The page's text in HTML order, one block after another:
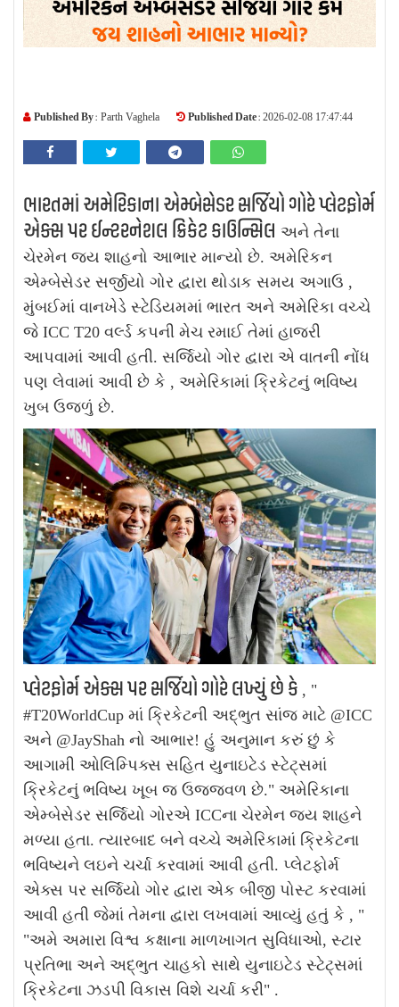
Published By : Parth Vaghela Published Date : 2026-02-08 17:47:44
ભારતમાં અમેરિકાના એમ્બેસેડર સર્જિયો ગોરે પ્લેટફોર્મ
એક્સ પર ઈન્ટરનેશલ ક્રિકેટ કાઉન્સિલ અને તેના
ચેરમેન જય શાહનો આભાર માન્યો છે. અમેરિકન
એમ્બેસેડર સર્જીયો ગોર દ્વારા થોડાક સમય અગાઉ ,
મુંબઈમાં વાનખેડે સ્ટેડિયમમાં ભારત અને અમેરિકા વચ્ચે
જે ICC T20 વર્લ્ડ કપની મેચ રમાઈ તેમાં હાજરી
આપવામાં આવી હતી. સર્જિયો ગોર દ્વારા એ વાતની નોંધ
પણ લેવામાં આવી છે કે , અમેરિકામાં ક્રિકેટનું ભવિષ્ય
ખુબ ઉજળું છે.
પ્લેટફોર્મ એક્સ પર સર્જિયો ગોરે લખ્યું છે કે , "
#T20WorldCup માં ક્રિકેટની અદ્ભુત સાંજ માટે @ICC
અને @JayShah નો આભાર! હું અનુમાન કરું છું કે
આગામી ઓલિમ્પિક્સ સહિત યુનાઇટેડ સ્ટેટ્સમાં
ક્રિકેટનું ભવિષ્ય ખૂબ જ ઉજ્જવળ છે." અમેરિકાના
એમ્બેસેડર સર્જિયો ગોરએ ICCના ચેરમેન જય શાહને
મળ્યા હતા. ત્યારબાદ બને વચ્ચે અમેરિકામાં ક્રિકેટના
ભવિષ્યને લઇને ચર્ચા કરવામાં આવી હતી. પ્લેટફોર્મ
એક્સ પર સર્જિયો ગોર દ્વારા એક બીજી પોસ્ટ કરવામાં
આવી હતી જેમાં તેમના દ્વારા લખવામાં આવ્યું હતું કે , "
"અમે અમારા વિશ્વ કક્ષાના માળખાગત સુવિધાઓ, સ્ટાર
પ્રતિભા અને અદ્ભુત ચાહકો સાથે યુનાઇટેડ સ્ટેટ્સમાં
ક્રિકેટના ઝડપી વિકાસ વિશે ચર્ચા કરી" .